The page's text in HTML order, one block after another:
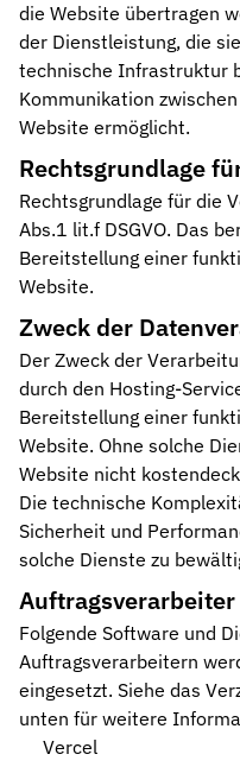
die Website übertragen
der Dienstleistung, die
technische Infrastruktur
Kommunikation
Website ermöglicht.
Rechtsgrundlage
Rechtsgrundlage für die
Abs.1 lit.f DSGVO. Das
Bereitstellung einer
Website.
Zweck der
Der Zweck der
durch den Hosting-
Bereitstellung einer
Website. Ohne solche
Website nicht
Die technische
Sicherheit und
solche Dienste zu
Auftragsverarbeiter
Folgende Software und
Auftragsverarbeitern
eingesetzt. Siehe das
unten für weitere
Vercel